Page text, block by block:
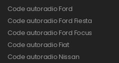
Code autoradio Ford
Code autoradio Ford Fiesta
Code autoradio Ford Focus
Code autoradio Fiat
Code autoradio Nissan